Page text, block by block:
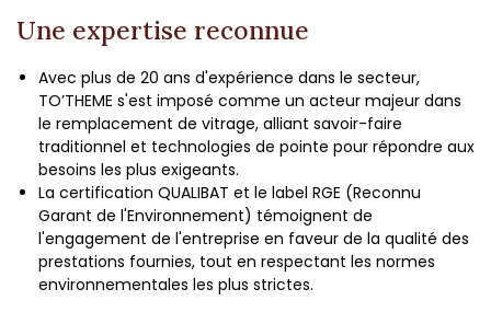
Une expertise reconnue
Avec plus de 20 ans d'expérience dans le secteur,
TO’THEME s'est imposé comme un acteur majeur dans
le remplacement de vitrage, alliant savoir-faire
traditionnel et technologies de pointe pour répondre aux
besoins les plus exigeants.
La certification QUALIBAT et le label RGE (Reconnu
Garant de l'Environnement) témoignent de
l'engagement de l'entreprise en faveur de la qualité des
prestations fournies, tout en respectant les normes
environnementales les plus strictes.